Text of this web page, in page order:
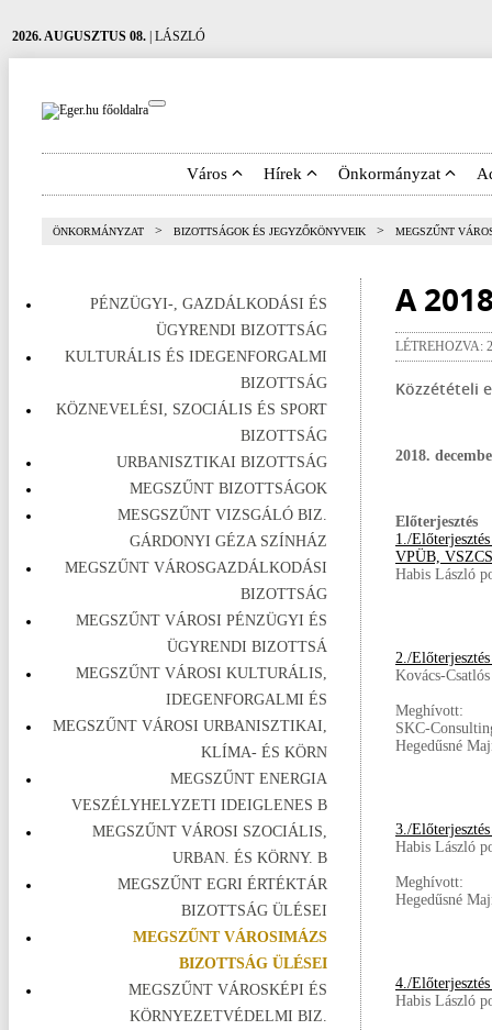
2026. AUGUSZTUS 08. | LÁSZLÓ
Város Hírek Önkormányzat
ÖNKORMÁNYZAT > BIZOTTSÁGOK ÉS JEGYZŐKÖNYVEIK > MEGSZŰNT
PÉNZÜGYI-, GAZDÁLKODÁSI ÉS
ÜGYRENDI BIZOTTSÁG
KULTURÁLIS ÉS IDEGENFORGALMI
BIZOTTSÁG
KÖZNEVELÉSI, SZOCIÁLIS ÉS SPORT
BIZOTTSÁG
URBANISZTIKAI BIZOTTSÁG
MEGSZŰNT BIZOTTSÁGOK
MESGSZŰNT VIZSGÁLÓ BIZ.
GÁRDONYI GÉZA SZÍNHÁZ
MEGSZŰNT VÁROSGAZDÁLKODÁSI
BIZOTTSÁG
MEGSZŰNT VÁROSI PÉNZÜGYI ÉS
ÜGYRENDI BIZOTTSÁ
MEGSZŰNT VÁROSI KULTURÁLIS,
IDEGENFORGALMI ÉS
MEGSZŰNT VÁROSI URBANISZTIKAI,
KLÍMA- ÉS KÖRN
MEGSZŰNT ENERGIA
VESZÉLYHELYZETI IDEIGLENES B
MEGSZŰNT VÁROSI SZOCIÁLIS,
URBAN. ÉS KÖRNY. B
MEGSZŰNT EGRI ÉRTÉKTÁR
BIZOTTSÁG ÜLÉSEI
MEGSZŰNT VÁROSIMÁZS
BIZOTTSÁG ÜLÉSEI
MEGSZŰNT VÁROSKÉPI ÉS
KÖRNYEZETVÉDELMI BIZ.
A
LÉTREHOZVA:
Közzétételi
2018.
Előterjesztés
1./
VPÜB,
Habis László
2./
Kovács-
Meghívott:
SKC-
Hegedűsné
3./
Habis László
Meghívott:
Hegedűsné
4./
Habis László